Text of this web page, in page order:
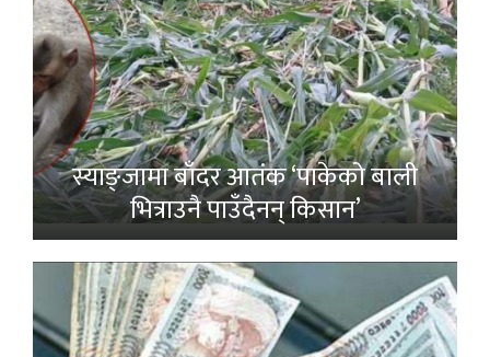
स्याङ्जामा बाँदर आतंक ‘पाकेको बाली
भित्राउनै पाउँदैनन् किसान’